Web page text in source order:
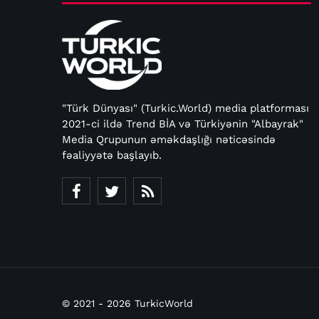
"Türk Dünyası" (Turkic.World) media platforması
2021-ci ildə Trend BİA və Türkiyənin "Albayrak"
Media Qrupunun əməkdaşlığı nəticəsində
fəaliyyətə başlayıb.
© 2021 - 2026 TurkicWorld